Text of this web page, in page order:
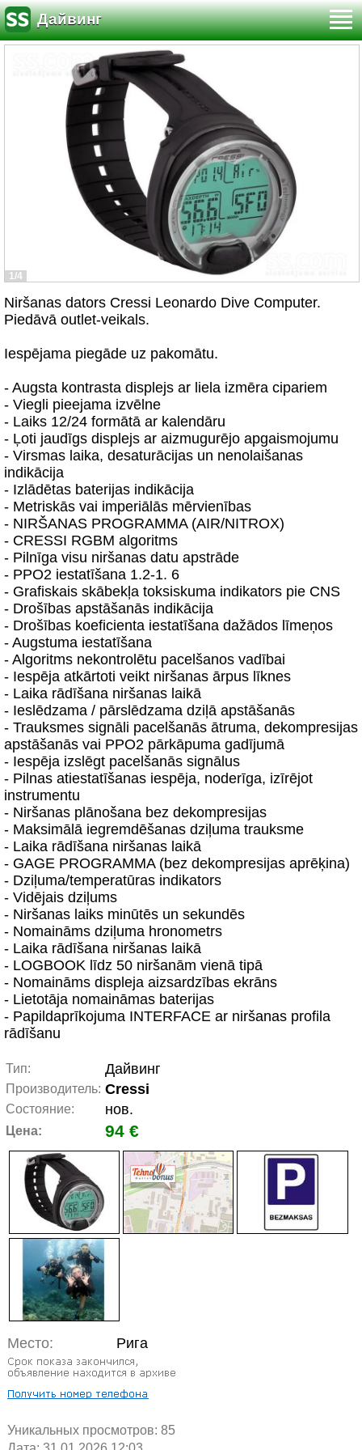
Дайвинг
1/4
Niršanas dators Cressi Leonardo Dive Computer.
Piedāvā outlet-veikals.
Iespējama piegāde uz pakomātu.
- Augsta kontrasta displejs ar liela izmēra cipariem
- Viegli pieejama izvēlne
- Laiks 12/24 formātā ar kalendāru
- Ļoti jaudīgs displejs ar aizmugurējo apgaismojumu
- Virsmas laika, desaturācijas un nenolaišanas
indikācija
- Izlādētas baterijas indikācija
- Metriskās vai imperiālās mērvienības
- NIRŠANAS PROGRAMMA (AIR/NITROX)
- CRESSI RGBM algoritms
- Pilnīga visu niršanas datu apstrāde
- PPO2 iestatīšana 1.2-1. 6
- Grafiskais skābekļa toksiskuma indikators pie CNS
- Drošības apstāšanās indikācija
- Drošības koeficienta iestatīšana dažādos līmeņos
- Augstuma iestatīšana
- Algoritms nekontrolētu pacelšanos vadībai
- Iespēja atkārtoti veikt niršanas ārpus līknes
- Laika rādīšana niršanas laikā
- Ieslēdzama / pārslēdzama dziļā apstāšanās
- Trauksmes signāli pacelšanās ātruma, dekompresijas
apstāšanās vai PPO2 pārkāpuma gadījumā
- Iespēja izslēgt pacelšanās signālus
- Pilnas atiestatīšanas iespēja, noderīga, izīrējot
instrumentu
- Niršanas plānošana bez dekompresijas
- Maksimālā iegremdēšanas dziļuma trauksme
- Laika rādīšana niršanas laikā
- GAGE PROGRAMMA (bez dekompresijas aprēķina)
- Dziļuma/temperatūras indikators
- Vidējais dziļums
- Niršanas laiks minūtēs un sekundēs
- Nomaināms dziļuma hronometrs
- Laika rādīšana niršanas laikā
- LOGBOOK līdz 50 niršanām vienā tipā
- Nomaināms displeja aizsardzības ekrāns
- Lietotāja nomaināmas baterijas
- Papildaprīkojuma INTERFACE ar niršanas profila
rādīšanu
Тип: Дайвинг
Производитель: Cressi
Состояние: нов.
Цена: 94 €
Место: Рига
Уникальных просмотров: 85